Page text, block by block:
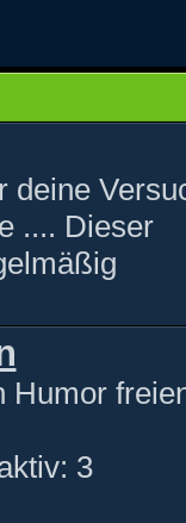
deine
.... Dieser
Humor
3